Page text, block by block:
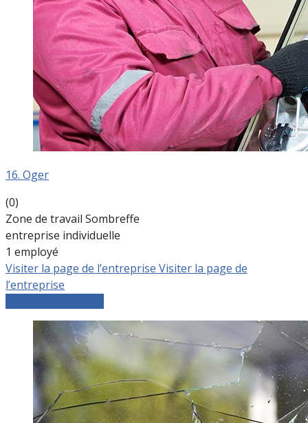
16. Oger
(0)
Zone de travail Sombreffe
entreprise individuelle
1 employé
Visiter la page de l’entreprise Visiter la page de
l’entreprise